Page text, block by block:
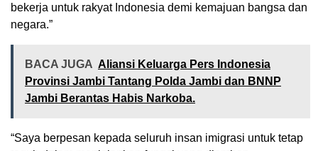
bekerja untuk rakyat Indonesia demi kemajuan bangsa dan
negara.”
BACA JUGA Aliansi Keluarga Pers Indonesia
Provinsi Jambi Tantang Polda Jambi dan BNNP
Jambi Berantas Habis Narkoba.
“Saya berpesan kepada seluruh insan imigrasi untuk tetap